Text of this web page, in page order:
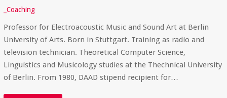
_Coaching
Professor for Electroacoustic Music and Sound Art at Berlin
University of Arts. Born in Stuttgart. Training as radio and
television technician. Theoretical Computer Science,
Linguistics and Musicology studies at the Thechnical University
of Berlin. From 1980, DAAD stipend recipient for…